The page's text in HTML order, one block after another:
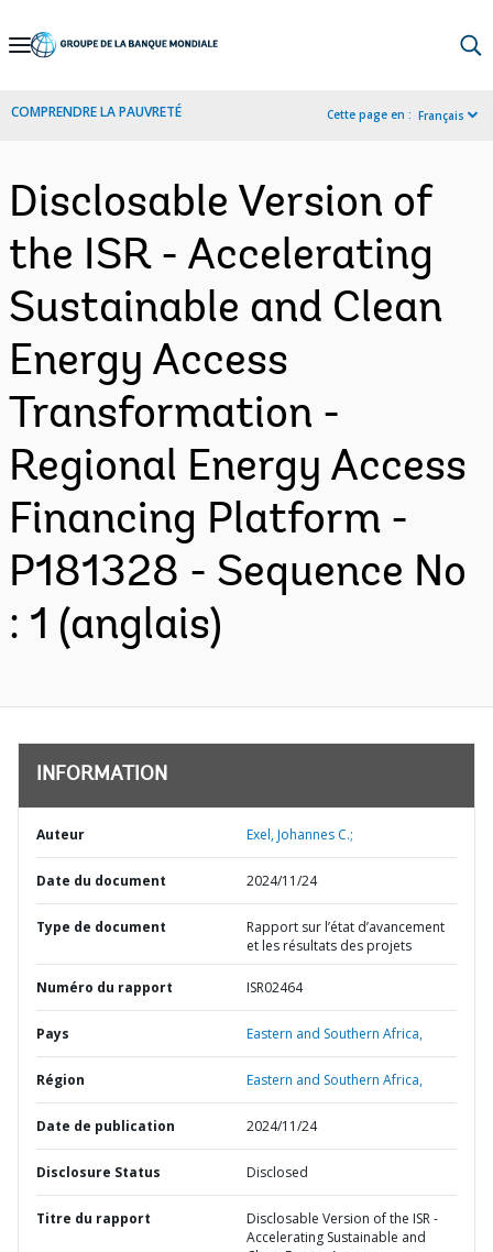
Skip
Navigation
COMPRENDRE LA PAUVRETÉ Cette page en : Français
Disclosable Version of
the ISR - Accelerating
Sustainable and Clean
Energy Access
Transformation -
Regional Energy Access
Financing Platform -
P181328 - Sequence No
: 1 (anglais)
INFORMATION
Auteur Exel, Johannes C.;
Date du document 2024/11/24
Type de document
Rapport sur l’état d’avancement
et les résultats des projets
Numéro du rapport ISR02464
Pays Eastern and Southern Africa,
Région Eastern and Southern Africa,
Date de publication 2024/11/24
Disclosure Status Disclosed
Titre du rapport
Disclosable Version of the ISR -
Accelerating Sustainable and